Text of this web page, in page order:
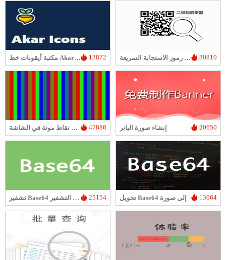
مكتبة أيقونات خط Akar-Icons 13872 فك رموز الاستجابة السريعة 30810
مكشف نقاط موتة في الشاشة 47886 إنشاء صورة البانر 20650
تشفير Base64 و فك التشفير 25154 تحويل Base64 إلى صورة 13064